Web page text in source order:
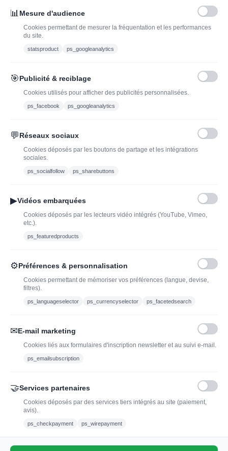
J'ADOPTEUNVIN
J'ai lu et j'accepte les conditions générales de vente
Offres du moment
Bouteilles d'exception
champagnes & spiritueux
à découvrir| J’adopte un
vin
bouteille de champagne,
Caviste en ligne pour l’adoption de vin, champagne,
contact@jadopteunvin.fr
📊 Mesure d'audience
Cookies permettant de mesurer la fréquentation et les performances
du site.
statsproduct ps_googleanalytics
🎯Publicité & reciblage
Cookies utilisés pour afficher des publicités personnalisées.
ps_facebook ps_googleanalytics
💬Réseaux sociaux
Cookies déposés par les boutons de partage et les intégrations
sociales.
ps_socialfollow ps_sharebuttons
▶Vidéos embarquées
Cookies déposés par les lecteurs vidéo intégrés (YouTube, Vimeo,
etc.).
ps_featuredproducts
⚙Préférences & personnalisation
Cookies permettant de mémoriser vos préférences (langue, devise,
filtres).
ps_languageselector ps_currencyselector ps_facetedsearch
✉E-mail marketing
Cookies liés aux formulaires d'inscription newsletter et au suivi e-mail.
ps_emailsubscription
🤝Services partenaires
Cookies déposés par des services tiers intégrés au site (paiement,
avis).
ps_checkpayment ps_wirepayment